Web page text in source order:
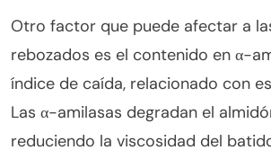
Otro factor que puede afectar a
rebozados es el contenido en α-
índice de caída, relacionado con
Las α-amilasas degradan el
reduciendo la viscosidad del